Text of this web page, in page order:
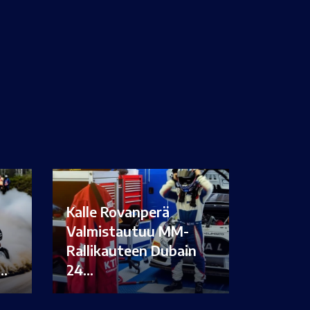
Kalle Rovanperä
Valmistautuu MM-
Rallikauteen Dubain
24…